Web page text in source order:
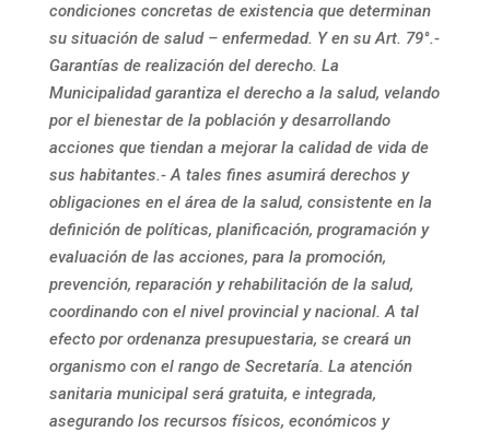
condiciones concretas de existencia que determinan
su situación de salud – enfermedad. Y en su Art. 79°.-
Garantías de realización del derecho. La
Municipalidad garantiza el derecho a la salud, velando
por el bienestar de la población y desarrollando
acciones que tiendan a mejorar la calidad de vida de
sus habitantes.- A tales fines asumirá derechos y
obligaciones en el área de la salud, consistente en la
definición de políticas, planificación, programación y
evaluación de las acciones, para la promoción,
prevención, reparación y rehabilitación de la salud,
coordinando con el nivel provincial y nacional. A tal
efecto por ordenanza presupuestaria, se creará un
organismo con el rango de Secretaría. La atención
sanitaria municipal será gratuita, e integrada,
asegurando los recursos físicos, económicos y